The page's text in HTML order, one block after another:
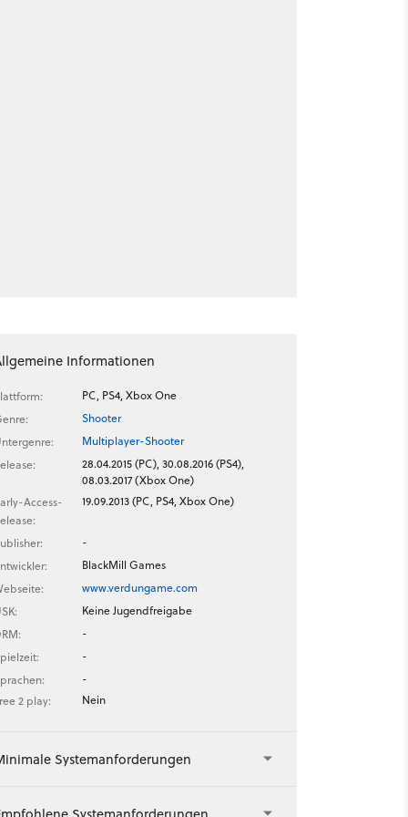
Informationen
PC, PS4, Xbox One
Shooter
Multiplayer-Shooter
28.04.2015 (PC), 30.08.2016 (PS4),
08.03.2017 (Xbox One)
Access-
19.09.2013 (PC, PS4, Xbox One)
-
BlackMill Games
www.verdungame.com
Keine Jugendfreigabe
-
-
-
2 play:
Nein
Systemanforderungen